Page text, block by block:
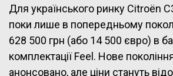
Для українського ринку Citroën
поки лише в попередньому
628 500 грн (або 14 500 євро) в
комплектації Feel . Нове
анонсовано, але ціни стануть